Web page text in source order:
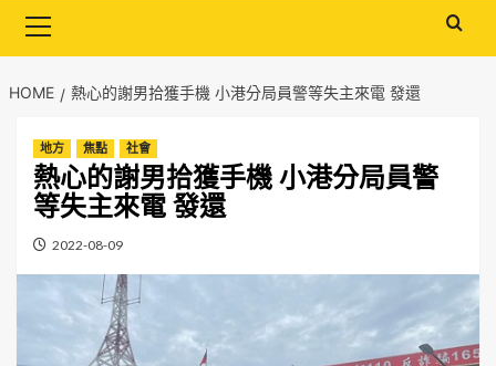
Menu
HOME 熱心的謝男拾獲手機 小港分局員警等失主來電 發還
地方 焦點 社會
熱心的謝男拾獲手機 小港分局員警
等失主來電 發還
2022-08-09